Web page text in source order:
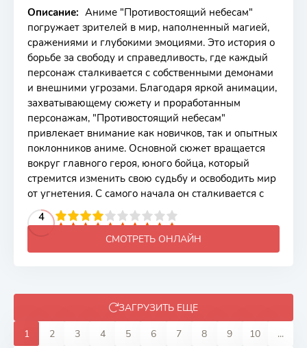
Описание: Аниме "Противостоящий небесам"
погружает зрителей в мир, наполненный магией,
сражениями и глубокими эмоциями. Это история о
борьбе за свободу и справедливость, где каждый
персонаж сталкивается с собственными демонами
и внешними угрозами. Благодаря яркой анимации,
захватывающему сюжету и проработанным
персонажам, "Противостоящий небесам"
привлекает внимание как новичков, так и опытных
поклонников аниме. Основной сюжет вращается
вокруг главного героя, юного бойца, который
стремится изменить свою судьбу и освободить мир
от угнетения. С самого начала он сталкивается с
4
4 5 6 7 8 9 10
СМОТРЕТЬ ОНЛАЙН
ЗАГРУЗИТЬ ЕЩЕ
1
2 3 4 5 6 7 8 9 10 ...